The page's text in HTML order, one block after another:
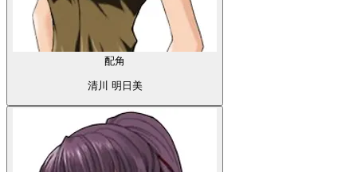
配角
清川 明日美